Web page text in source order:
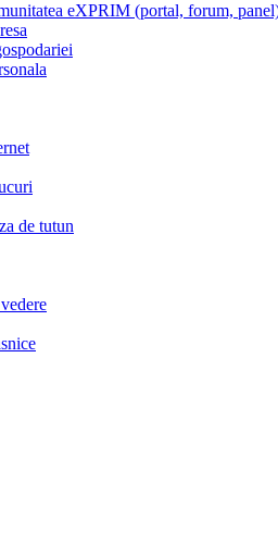
eXPRIM (portal, forum,
de tutun